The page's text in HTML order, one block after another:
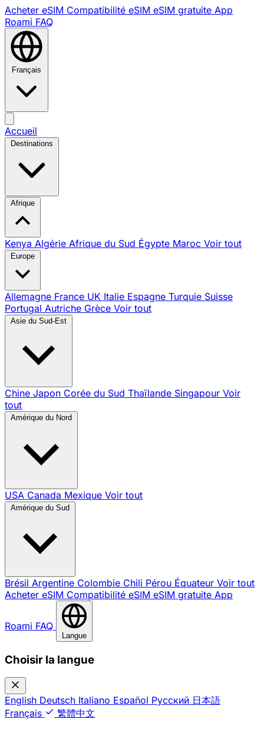
Acheter eSIM Compatibilité eSIM eSIM gratuite App
Roami FAQ
Français
Accueil
Destinations
Afrique
Kenya Algérie Afrique du Sud Égypte Maroc Voir tout
Europe
Allemagne France UK Italie Espagne Turquie Suisse
Portugal Autriche Grèce Voir tout
Asie du Sud-Est
Chine Japon Corée du Sud Thaïlande Singapour Voir
tout
Amérique du Nord
USA Canada Mexique Voir tout
Amérique du Sud
Brésil Argentine Colombie Chili Pérou Équateur Voir tout
Acheter eSIM Compatibilité eSIM eSIM gratuite App
Roami FAQ
Langue
Choisir la langue
English Deutsch Italiano Español Русский 日本語
Français
繁體中文